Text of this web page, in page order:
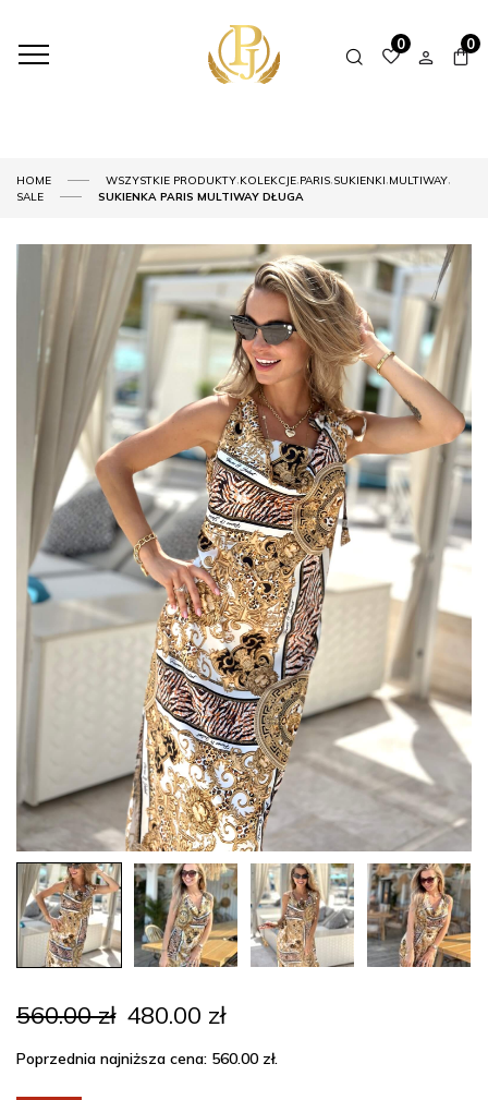
0 0
HOME WSZYSTKIE PRODUKTY,KOLEKCJE,PARIS,SUKIENKI,MULTIWAY,
SALE
SUKIENKA PARIS MULTIWAY DŁUGA
560.00zł Pierwotna
cena
wynosiła:
560.00 zł.
480.00 złAktualna
wynosi:
480.00 zł.
Poprzednia najniższa cena: 560.00 zł.